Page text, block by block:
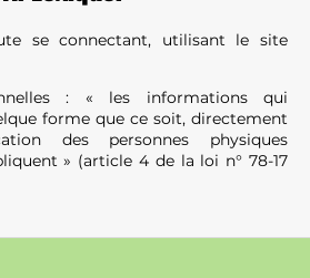
se connectant, utilisant le site
: « les informations qui
forme que ce soit, directement
des personnes physiques
» (article 4 de la loi n° 78-17